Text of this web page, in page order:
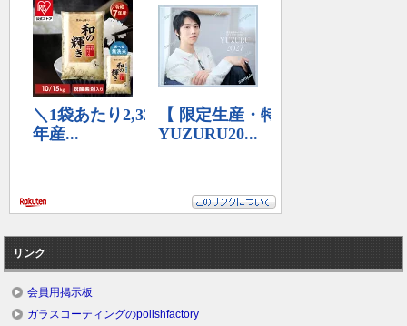
リンク
会員用掲示板
ガラスコーティングのpolishfactory